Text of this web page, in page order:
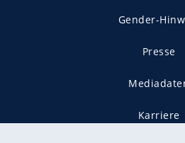
Gender-
Presse
Karriere